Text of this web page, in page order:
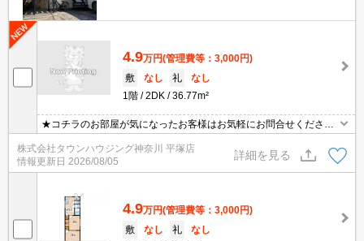
4.9万円(管理費等：3,000円)
敷
なし 礼
なし
1階
2DK 36.77m²
★コチラのお部屋が気になったお客様はお気軽にお問合せください
ませ★専門スタッフが詳細情報をご案内させていただきます！もち
ろん、他の物件もまとめてご紹介可能です！
株式会社タウンハウジング神奈川 平塚店
情報更新日 2026/08/05
詳細を見る
4.9万円(管理費等：3,000円)
敷
なし 礼
なし